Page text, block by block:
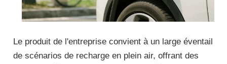
Le produit de l'entreprise convient à un large éventail
de scénarios de recharge en plein air, offrant des